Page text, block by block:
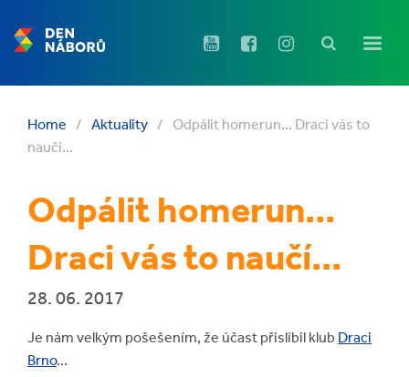
Home / Aktuality / Odpálit homerun... Draci vás to
naučí...
Odpálit homerun...
Draci vás to naučí...
28. 06. 2017
Je nám velkým pošešením, že účast přislíbil klub Draci
Brno...